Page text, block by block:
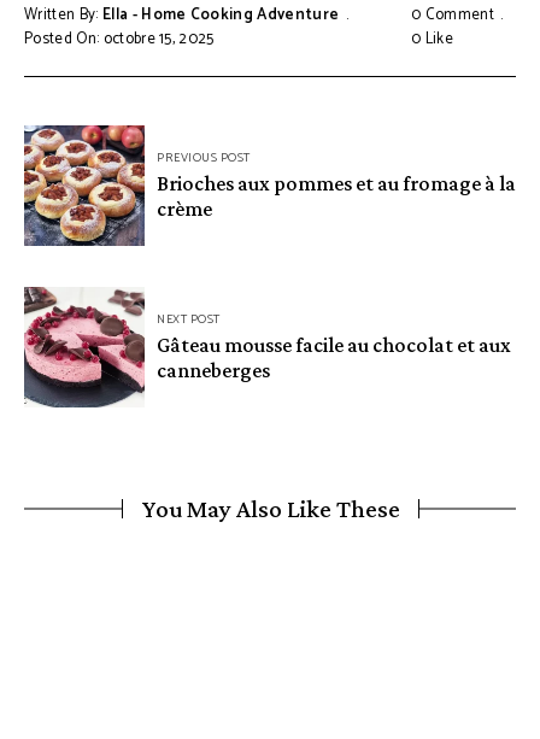
Written By: Ella - Home Cooking Adventure
Posted On: octobre 15, 2025
0 Comment
0Like
Navigation
de
l’article
PREVIOUS POST
Brioches aux pommes et au fromage à la
crème
NEXT POST
Gâteau mousse facile au chocolat et aux
canneberges
You May Also Like These